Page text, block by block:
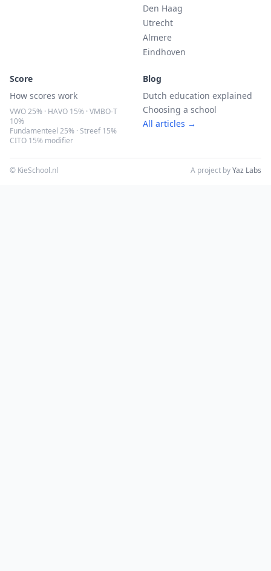
Den Haag
Utrecht
Almere
Eindhoven
Score
How scores work
VWO 25% · HAVO 15% · VMBO-T
10%
Fundamenteel 25% · Streef 15%
CITO 15% modifier
Blog
Dutch education explained
Choosing a school
All articles →
© KieSchool.nl A project byYaz Labs